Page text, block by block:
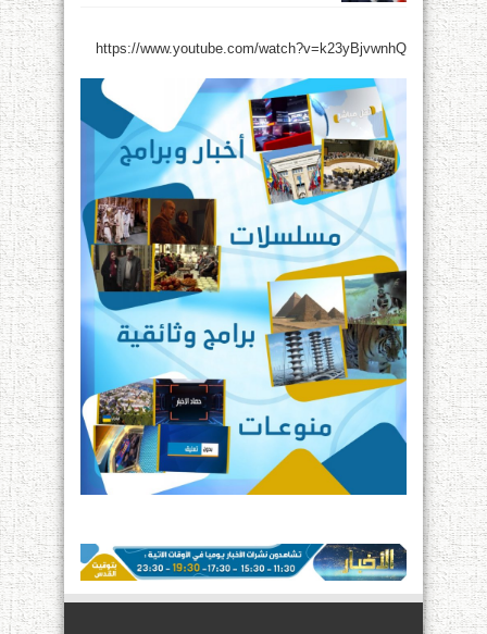
https://www.youtube.com/watch?v=k23yBjvwnhQ